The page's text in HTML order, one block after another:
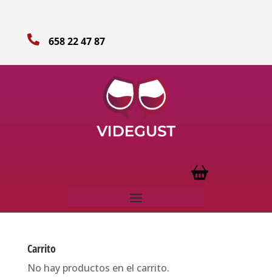
 658 22 47 87
Carrito
No hay productos en el carrito.